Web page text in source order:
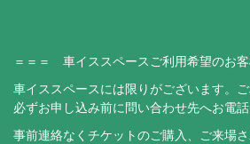
＝＝＝ 車イススペースご利用希望のお
車イススペースには限りがございます。ご
必ずお申し込み前に問い合わせ先へお電話
事前連絡なくチケットのご購入、ご来場